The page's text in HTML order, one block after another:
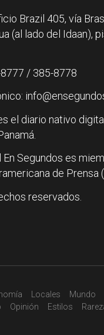
Brazil 405, vía
(al lado del Idaan),
/ 385-8778
el diario nativo
En Segundos es
de Prensa
reservados.
Locales Mundo
Opinión Estilos